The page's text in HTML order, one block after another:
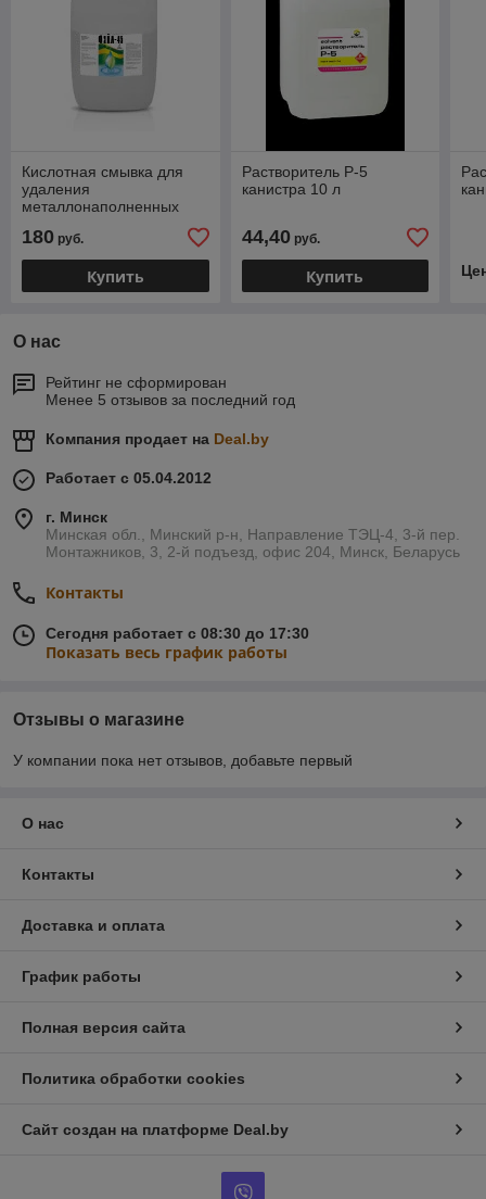
Кислотная смывка для
удаления
металлонаполненных
красок ФЭЙЛ 45 канистра
10 л
180 руб.
Купить
Растворитель Р-5
канистра 10 л
44,40руб.
Купить
О нас
Рейтинг не сформирован
Менее 5 отзывов за последний год
Компания продает на Deal.by
Работает с 05.04.2012
г. Минск
Минская обл., Минский р-н, Направление ТЭЦ-4, 3-й пер.
Монтажников, 3, 2-й подъезд, офис 204, Минск, Беларусь
Контакты
Сегодня работает с 08:30 до 17:30
Показать весь график работы
Отзывы о магазине
У компании пока нет отзывов, добавьте первый
О нас
Контакты
Доставка и оплата
График работы
Полная версия сайта
Политика обработки cookies
Сайт создан на платформе Deal.by